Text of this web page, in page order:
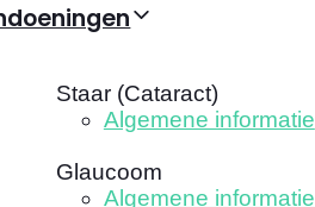
Staar (Cataract)
Algemene informatie
Glaucoom
Algemene informatie